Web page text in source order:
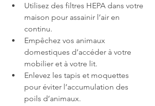
Utilisez des filtres HEPA dans votre
maison pour assainir l’air en
continu.
Empêchez vos animaux
domestiques d’accéder à votre
mobilier et à votre lit.
Enlevez les tapis et moquettes
pour éviter l’accumulation des
poils d’animaux.